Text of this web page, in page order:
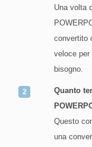
Una volta
convertito
veloce per
bisogno.
Quanto
Questo
una